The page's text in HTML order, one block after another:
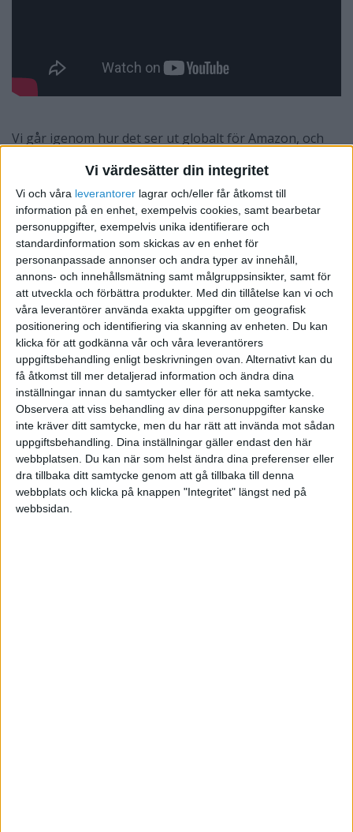
Vi värdesätter din integritet
Vi och våra leverantorer lagrar och/eller får åtkomst till
information på en enhet, exempelvis cookies, samt bearbetar
personuppgifter, exempelvis unika identifierare och
standardinformation som skickas av en enhet för
personanpassade annonser och andra typer av innehåll,
annons- och innehållsmätning samt målgruppsinsikter, samt för
att utveckla och förbättra produkter. Med din tillåtelse kan vi och
våra leverantörer använda exakta uppgifter om geografisk
positionering och identifiering via skanning av enheten. Du kan
klicka för att godkänna vår och våra leverantörers
uppgiftsbehandling enligt beskrivningen ovan. Alternativt kan du
få åtkomst till mer detaljerad information och ändra dina
inställningar innan du samtycker eller för att neka samtycke.
Observera att viss behandling av dina personuppgifter kanske
inte kräver ditt samtycke, men du har rätt att invända mot sådan
uppgiftsbehandling. Dina inställningar gäller endast den här
webbplatsen. Du kan när som helst ändra dina preferenser eller
dra tillbaka ditt samtycke genom att gå tillbaka till denna
webbplats och klicka på knappen "Integritet" längst ned på
webbsidan.
Vi går igenom hur det ser ut globalt för Amazon, och
hot mot svenska företag ser vi, och vilka möjligheter
ges?
Se även:Vad kostar det att sälja på
Amazon?
STÖD VÅRT ARBETE
Bli medlem och hjälp oss försvara
företagarnas villkor
Vi är en fri röst för företagare – utan presstöd
eller särintressen. Med ditt stöd kan vi fortsätta
granska myndigheter, dela kunskap och driva
debatt i frågor som påverkar dig som
företagare.
Tillsammans gör vi skillnad för landets
värdeskapare.